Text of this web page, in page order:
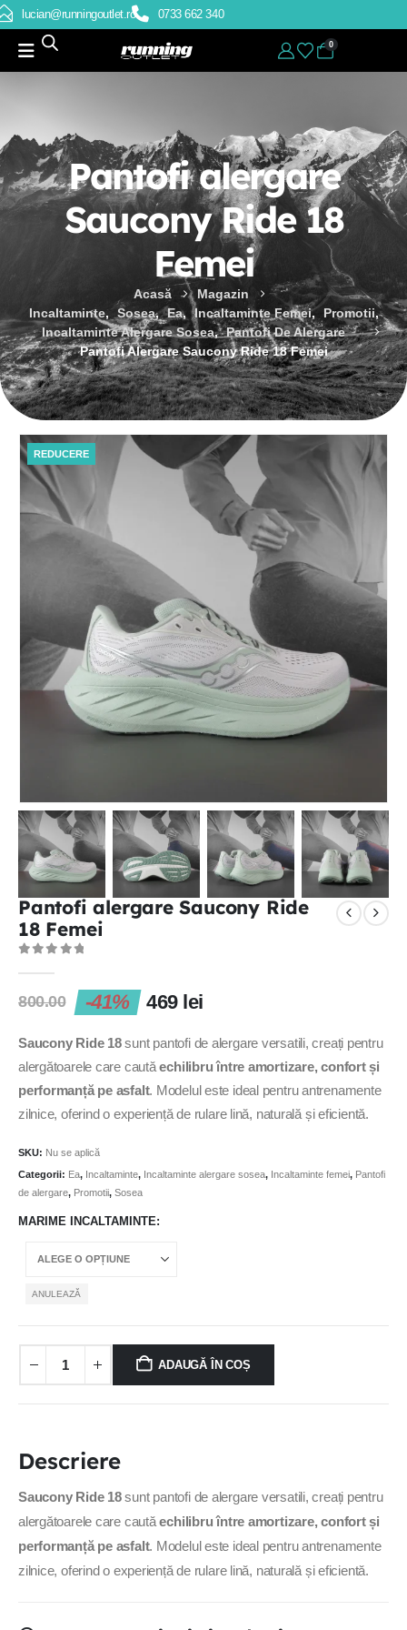
lucian@runningoutlet.ro 0733 662 340
0
Pantofi alergare
Saucony Ride 18
Femei
Acasă
Magazin
Incaltaminte, Sosea, Ea, Incaltaminte Femei, Promotii,
Incaltaminte Alergare Sosea, Pantofi De Alergare
Pantofi Alergare Saucony Ride 18 Femei
REDUCERE
Pantofi alergare Saucony Ride
18 Femei
800.00 -41% 469 lei
Saucony Ride 18sunt pantofi de alergare versatili, creați pentru
alergătoarele care cautăechilibru între amortizare, confort și
performanță pe asfalt. Modelul este ideal pentru antrenamente
zilnice, oferind o experiență de rulare lină, naturală și eficientă.
SKU: Nu se aplică
Categorii: Ea, Incaltaminte, Incaltaminte alergare sosea, Incaltaminte femei, Pantofi
de alergare, Promotii, Sosea
MARIME INCALTAMINTE
ANULEAZĂ
ADAUGĂ ÎN COȘ
Descriere
Saucony Ride 18sunt pantofi de alergare versatili, creați pentru
alergătoarele care cautăechilibru între amortizare, confort și
performanță pe asfalt. Modelul este ideal pentru antrenamente
zilnice, oferind o experiență de rulare lină, naturală și eficientă.